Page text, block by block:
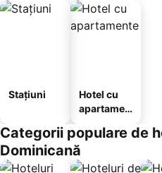
Stațiuni
Hotel cu
apartamen
Categorii populare de
Dominicană